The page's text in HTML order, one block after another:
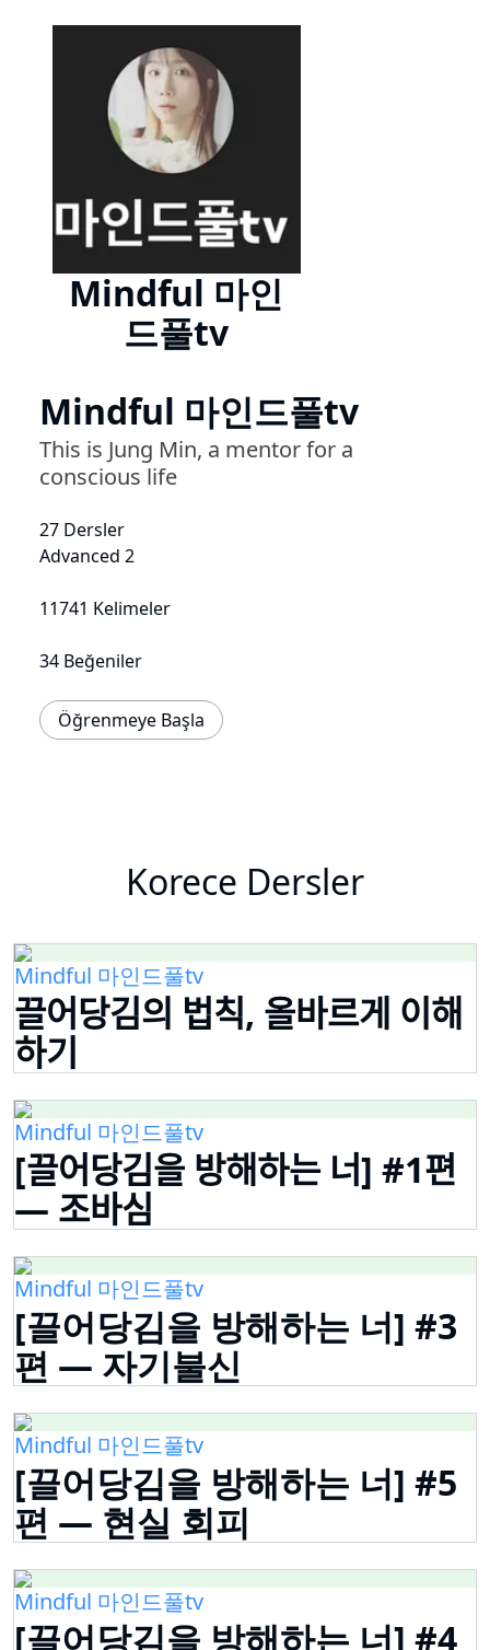
Mindful 마인
드풀tv
Mindful 마인드풀tv
This is Jung Min, a mentor for a
conscious life
27 Dersler
Advanced 2
11741 Kelimeler
34 Beğeniler
Öğrenmeye Başla
Korece Dersler
Mindful 마인드풀tv
끌어당김의 법칙, 올바르게 이해
하기
Mindful 마인드풀tv
[끌어당김을 방해하는 너] #1편
— 조바심
Mindful 마인드풀tv
[끌어당김을 방해하는 너] #3
편 — 자기불신
Mindful 마인드풀tv
[끌어당김을 방해하는 너] #5
편 — 현실 회피
Mindful 마인드풀tv
[끌어당김을 방해하는 너] #4